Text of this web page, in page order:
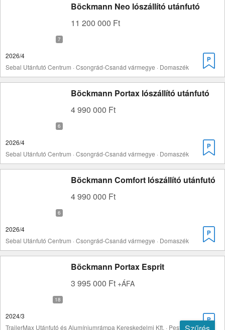
Böckmann Neo lószállító utánfutó
11 200 000 Ft
2026/4
Sebal Utánfutó Centrum · Csongrád-Csanád vármegye · Domaszék
Böckmann Portax lószállító utánfutó
4 990 000 Ft
2026/4
Sebal Utánfutó Centrum · Csongrád-Csanád vármegye · Domaszék
Böckmann Comfort lószállító utánfutó
4 990 000 Ft
2026/4
Sebal Utánfutó Centrum · Csongrád-Csanád vármegye · Domaszék
Böckmann Portax Esprit
3 995 000 Ft +ÁFA
2024/3
TrailerMax Utánfutó és Alumíniumrámpa Kereskedelmi Kft. · Pest vármegye · Inárcs